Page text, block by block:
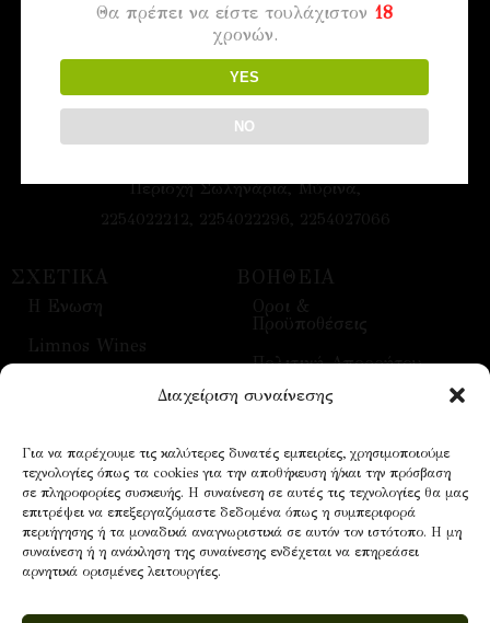
Διαχείριση συναίνεσης
Για να παρέχουμε τις καλύτερες δυνατές εμπειρίες, χρησιμοποιούμε
τεχνολογίες όπως τα cookies για την αποθήκευση ή/και την πρόσβαση
σε πληροφορίες συσκευής. Η συναίνεση σε αυτές τις τεχνολογίες θα μας
επιτρέψει να επεξεργαζόμαστε δεδομένα όπως η συμπεριφορά
περιήγησης ή τα μοναδικά αναγνωριστικά σε αυτόν τον ιστότοπο. Η μη
συναίνεση ή η ανάκληση της συναίνεσης ενδέχεται να επηρεάσει
αρνητικά ορισμένες λειτουργίες.
Οινοποιείο – Γραφεία
Περιοχή Σωληνάρια, Μύρινα,
2254022212, 2254022296, 2254027066
ΣΧΕΤΙΚΑ
H Ενωση
Limnos Wines
Οίνοι
ΒΟΗΘΕΙΑ
Οροι &
Προϋποθέσεις
Πολιτική Απορρήτου
Τρόποι Αποστολής
Επικοινωνία
NEWSLETTER
Θα πρέπει να είστε τουλάχιστον 18
χρονών.
YES
NO